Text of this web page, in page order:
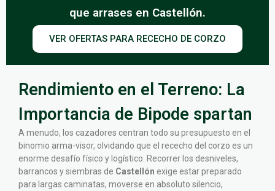
que arrases en Castellón.
VER OFERTAS PARA RECECHO DE CORZO
Rendimiento en el Terreno: La
Importancia de Bipode spartan
A menudo, los cazadores centran todo su presupuesto en el
binomio arma-visor, olvidando que el rececho del corzo es un
enorme desafío físico y logístico. Recorrer los desniveles,
barrancos y siembras de Castellón exige estar preparado
para largas caminatas, moverse en absoluto silencio,